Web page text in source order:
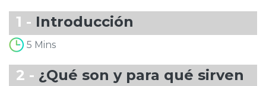
1 - Introducción
5 Mins
2 - ¿Qué son y para qué sirven